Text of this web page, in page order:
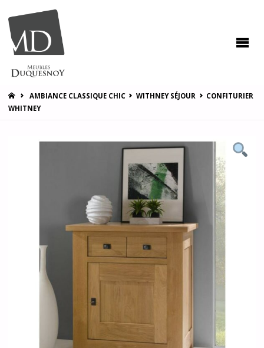
HOMEAMBIANCE CLASSIQUE CHIC WITHNEY SÉJOUR
CONFITURIER
WHITNEY